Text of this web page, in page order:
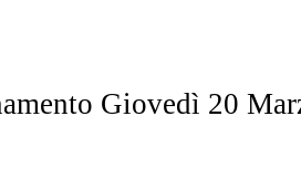
Giovedì 20